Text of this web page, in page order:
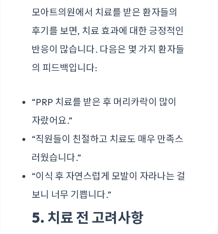
모아트의원에서 치료를 받은 환자들의
후기를 보면, 치료 효과에 대한 긍정적인
반응이 많습니다. 다음은 몇 가지 환자들
의 피드백입니다:
“PRP 치료를 받은 후 머리카락이 많이
자랐어요.”
“직원들이 친절하고 치료도 매우 만족스
러웠습니다.”
“이식 후 자연스럽게 모발이 자라나는 걸
보니 너무 기쁩니다.”
5. 치료 전 고려사항